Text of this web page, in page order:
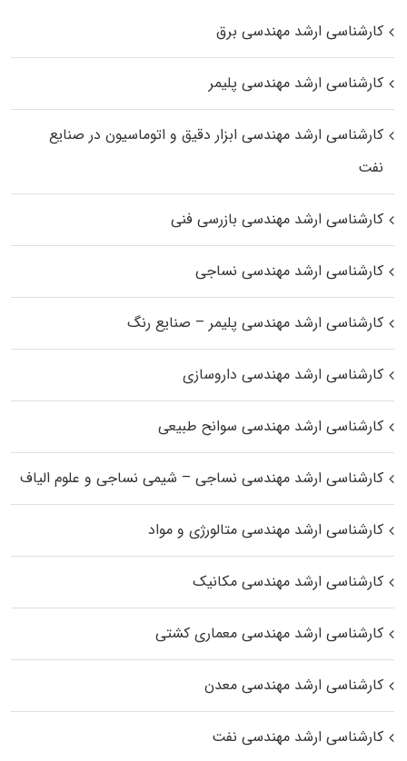
کارشناسی ارشد مهندسی برق
کارشناسی ارشد مهندسی پلیمر
کارشناسی ارشد مهندسی ابزار دقیق و اتوماسیون در صنایع
نفت
کارشناسی ارشد مهندسی بازرسی فنی
کارشناسی ارشد مهندسی نساجی
کارشناسی ارشد مهندسی پلیمر – صنایع رنگ
کارشناسی ارشد مهندسی داروسازی
کارشناسی ارشد مهندسی سوانح طبیعی
کارشناسی ارشد مهندسی نساجی – شیمی نساجی و علوم الیاف
کارشناسی ارشد مهندسی متالورژی و مواد
کارشناسی ارشد مهندسی مکانیک
کارشناسی ارشد مهندسی معماری کشتی
کارشناسی ارشد مهندسی معدن
کارشناسی ارشد مهندسی نفت